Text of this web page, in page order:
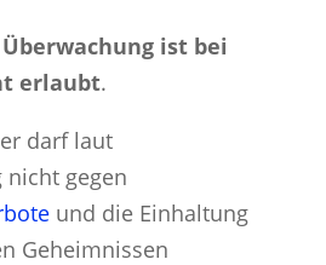
ist bei
erlaubt.
darf laut
nicht gegen
und die Einhaltung
Geheimnissen